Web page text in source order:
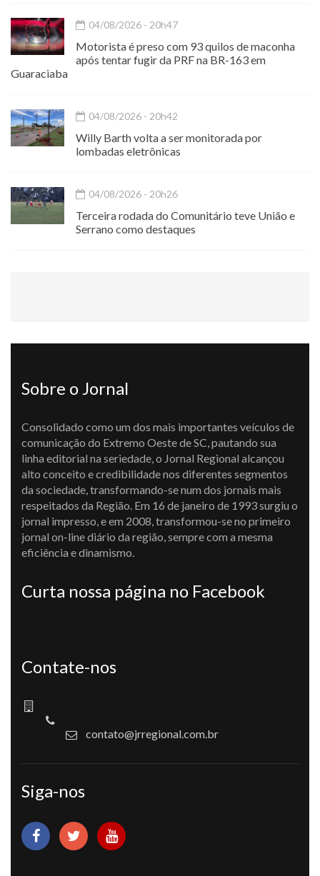
04/08/2026 - 20h47
Motorista é preso com 93 quilos de maconha
após tentar fugir da PRF na BR-163 em
Guaraciaba
04/08/2026 - 20h42
Willy Barth volta a ser monitorada por
lombadas eletrônicas
04/08/2026 - 20h26
Terceira rodada do Comunitário teve União e
Serrano como destaques
Sobre o Jornal
Consolidado como um dos mais importantes veículos de
comunicação do Extremo Oeste de SC, pautando sua
linha editorial na seriedade, o Jornal Regional alcançou
alto conceito e credibilidade nos diferentes segmentos
da sociedade, transformando-se num dos jornais mais
respeitados da Região. Em 16 de janeiro de 1993 surgiu o
jornal impresso, e em 2008, transformou-se no primeiro
jornal on-line diário da região, sempre com a mesma
eficiência e dinamismo.
Curta nossa página no Facebook
Contate-nos
contato@jrregional.com.br
Siga-nos